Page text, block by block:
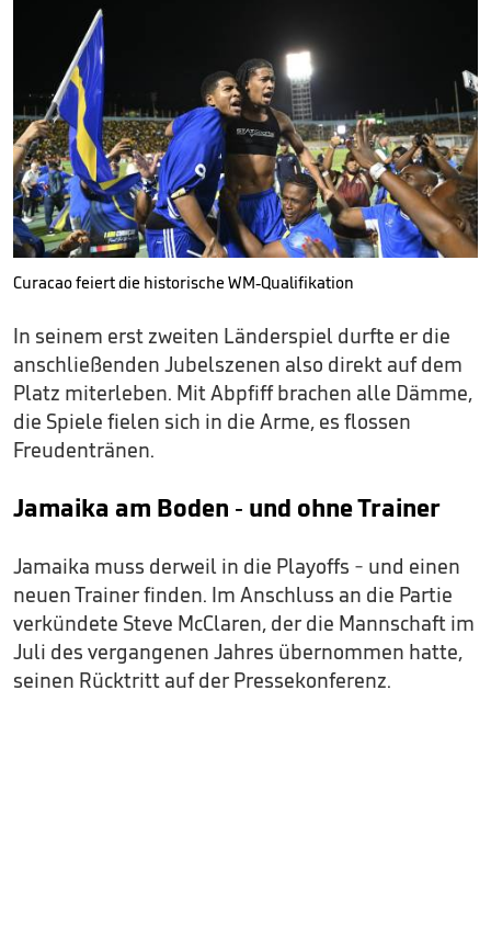
Curacao feiert die historische WM-Qualifikation
In seinem erst zweiten Länderspiel durfte er die
anschließenden Jubelszenen also direkt auf dem
Platz miterleben. Mit Abpfiff brachen alle Dämme,
die Spiele fielen sich in die Arme, es flossen
Freudentränen.
Jamaika am Boden - und ohne Trainer
Jamaika muss derweil in die Playoffs - und einen
neuen Trainer finden. Im Anschluss an die Partie
verkündete Steve McClaren, der die Mannschaft im
Juli des vergangenen Jahres übernommen hatte,
seinen Rücktritt auf der Pressekonferenz.